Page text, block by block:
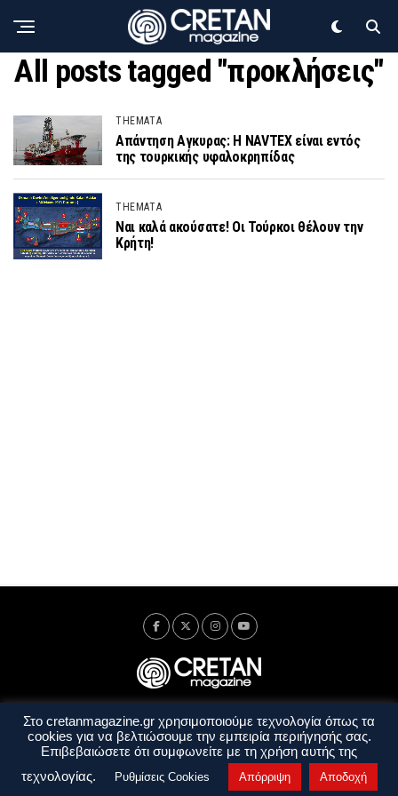
All posts tagged "προκλήσεις"
THEMATA
Απάντηση Αγκυρας: Η NAVTEX είναι εντός
της τουρκικής υφαλοκρηπίδας
THEMATA
Ναι καλά ακούσατε! Οι Τούρκοι θέλουν την
Κρήτη!
Ταυτότητα Πολιτική Απορρήτου
Όροι Χρήσης
Όροι και Προϋποθέσεις
Στο cretanmagazine.gr χρησιμοποιούμε τεχνολογία όπως τα
cookies για να βελτιώσουμε την εμπειρία περιήγησής σας.
Επιβεβαιώσετε ότι συμφωνείτε με τη χρήση αυτής της
τεχνολογίας.
Ρυθμίσεις Cookies Απόρριψη Αποδοχή